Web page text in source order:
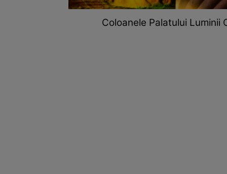
Coloanele Palatului